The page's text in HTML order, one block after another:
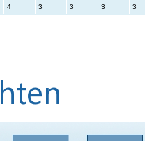
4 3 3 3 3